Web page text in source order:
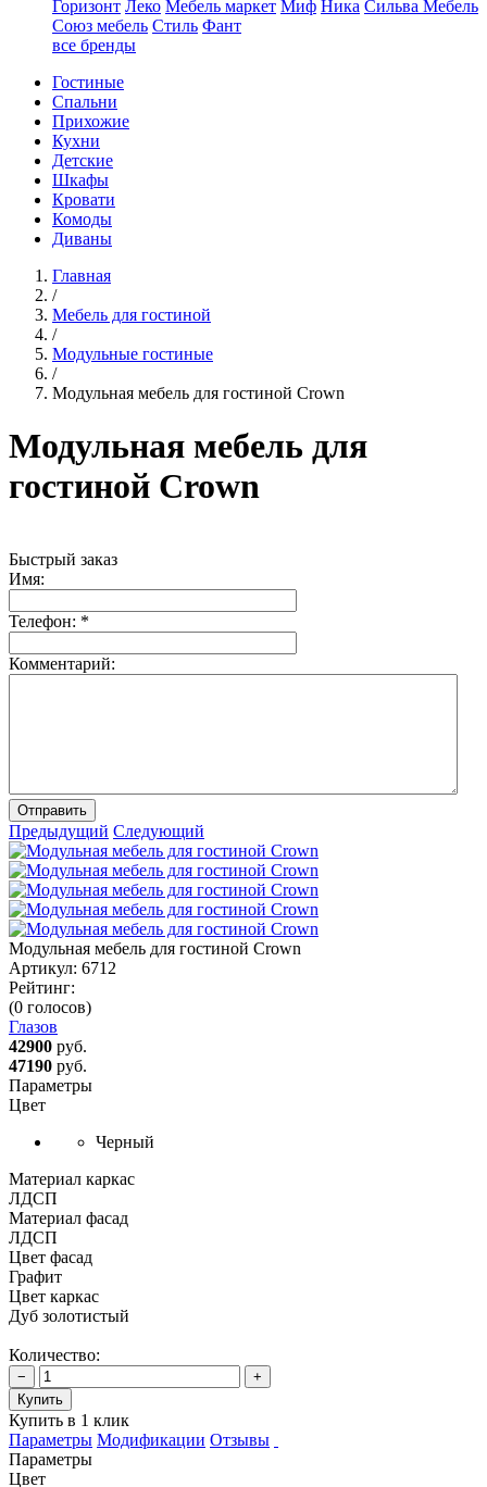
Горизонт Леко Мебель маркет Миф Ника Сильва Мебель
Союз мебель Стиль Фант
все бренды
Гостиные
Спальни
Прихожие
Кухни
Детские
Шкафы
Кровати
Комоды
Диваны
Главная
/
Мебель для гостиной
/
Модульные гостиные
/
Модульная мебель для гостиной Crown
Модульная мебель для
гостиной Crown
Быстрый заказ
Имя:
Телефон: *
Комментарий:
Отправить
Предыдущий Следующий
Модульная мебель для гостиной Crown
Артикул: 6712
Рейтинг:
(0 голосов)
Глазов
42900 руб.
47190 руб.
Параметры
Цвет
Черный
Материал каркас
ЛДСП
Материал фасад
ЛДСП
Цвет фасад
Графит
Цвет каркас
Дуб золотистый
Количество:
−
+
Купить
Купить в 1 клик
Параметры Модификации Отзывы
Параметры
Цвет